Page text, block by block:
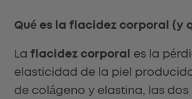
Qué es la flacidez corporal (y
La flacidez corporal
es la
elasticidad de la piel
de colágeno y elastina, las